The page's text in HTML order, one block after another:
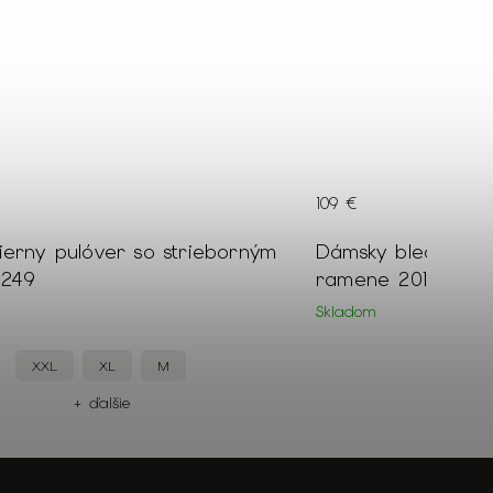
pulóver so strieborným
XXL XL M
+ ďalšie
Dámsky
ramene 20165
Skladom
109 €